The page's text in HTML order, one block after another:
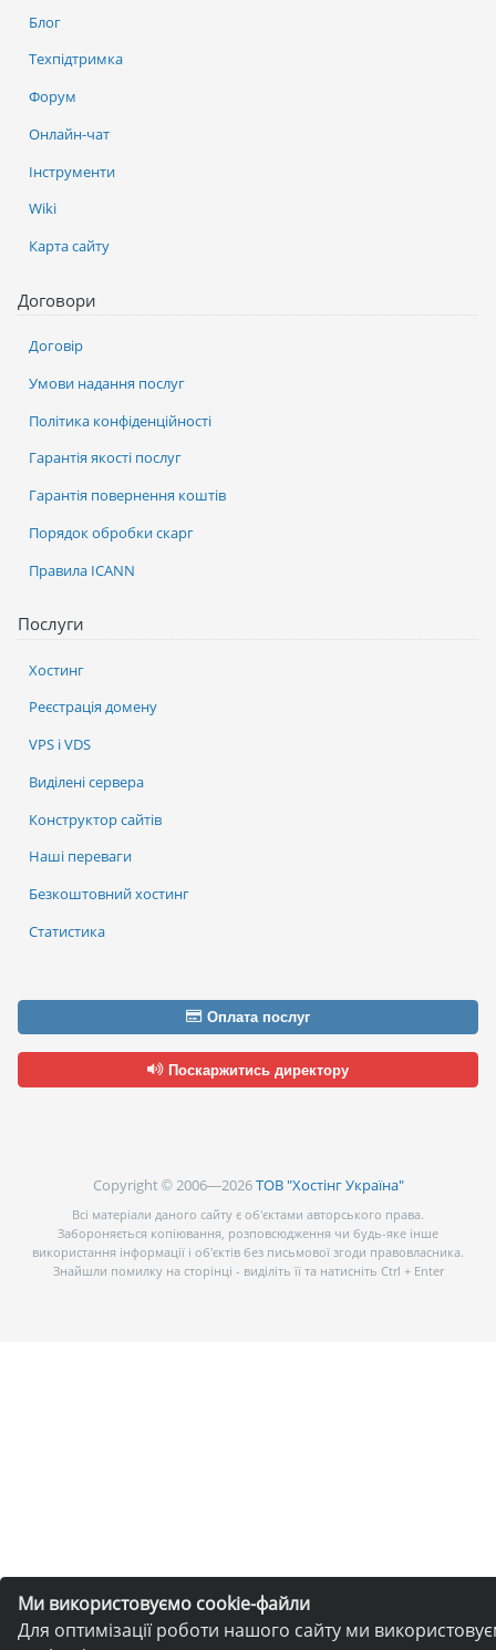
Ми використовуємо cookie-файли
Для оптимізації роботи нашого сайту ми
Послуги
Хостинг
Реєстрація домену
VPS і VDS
Виділені сервера
Конструктор сайтів
Наші переваги
Безкоштовний хостинг
Статистика
Блог
Техпідтримка
Форум
Онлайн-чат
Інструменти
Wiki
Карта сайту
Договори
Договір
Умови надання послуг
Політика конфіденційності
Гарантія якості послуг
Гарантія повернення коштів
Порядок обробки скарг
Правила ICANN
Оплата послуг
Поскаржитись директору
Copyright © 2006—2026ТОВ "Хостінг Україна"
Всі матеріали даного сайту є об’єктами авторського права.
Забороняється копіювання, розповсюдження чи будь-яке інше
використання інформації і об’єктів без письмової згоди правовласника.
Знайшли помилку на сторінці - виділіть її та натисніть Ctrl + Enter